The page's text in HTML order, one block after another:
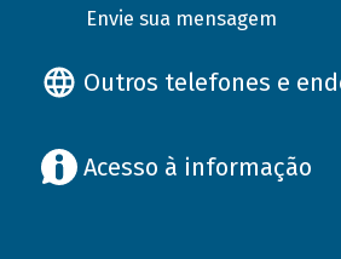
Envie sua mensagem
Outros telefones e
Acesso à informação